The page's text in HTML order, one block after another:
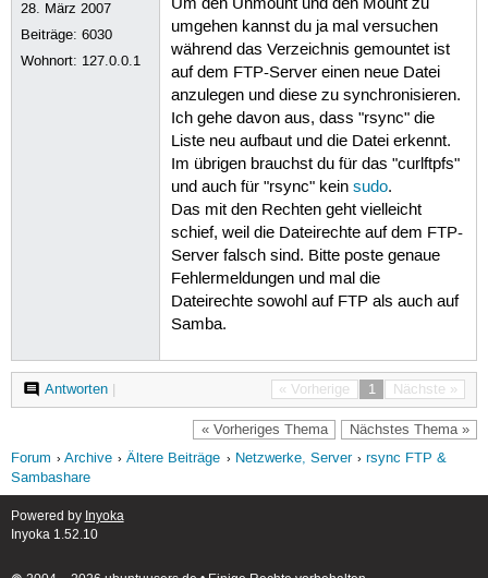
28. März 2007
Beiträge:6030
Wohnort: 127.0.0.1
Um den Unmount und den Mount zu
umgehen kannst du ja mal versuchen
während das Verzeichnis gemountet ist
auf dem FTP-Server einen neue Datei
anzulegen und diese zu synchronisieren.
Ich gehe davon aus, dass "rsync" die
Liste neu aufbaut und die Datei erkennt.
Im übrigen brauchst du für das "curlftpfs"
und auch für "rsync" kein sudo.
Das mit den Rechten geht vielleicht
schief, weil die Dateirechte auf dem FTP-
Server falsch sind. Bitte poste genaue
Fehlermeldungen und mal die
Dateirechte sowohl auf FTP als auch auf
Samba.
« Vorherige 1 Nächste »
Antworten|
« Vorheriges Thema Nächstes Thema »
Forum Archive Ältere Beiträge Netzwerke, Server
rsync FTP &
Sambashare
Powered by Inyoka
Inyoka 1.52.10